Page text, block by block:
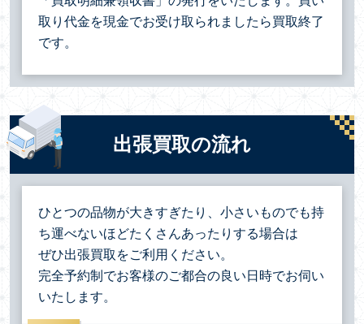
取り代金を現金でお受け取られましたら買取終了
です。
出張買取の流れ
ひとつの品物が大きすぎたり、小さいものでも持
ち運べないほどたくさんあったりする場合は
ぜひ出張買取をご利用ください。
完全予約制でお客様のご都合の良い日時でお伺い
いたします。